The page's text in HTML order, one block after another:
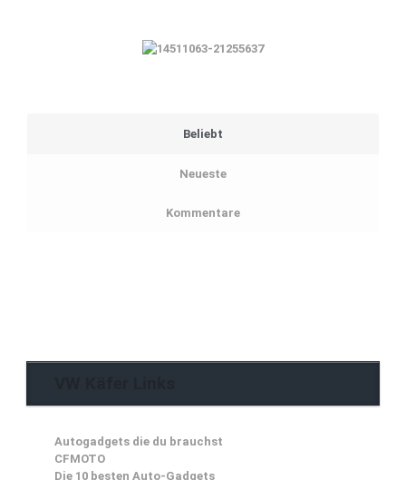
Beliebt
Neueste
Kommentare
Autogadgets die du brauchst
CFMOTO
Die 10 besten Auto-Gadgets